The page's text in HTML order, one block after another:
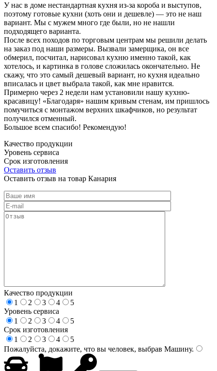
У нас в доме нестандартная кухня из-за короба и выступов,
поэтому готовые кухни (хоть они и дешевле) — это не наш
вариант. Мы с мужем много где были, но не нашли
подходящего варианта.
После всех походов по торговым центрам мы решили делать
на заказ под наши размеры. Вызвали замерщика, он все
обмерил, посчитал, нарисовал кухню именно такой, как
хотелось, и картинка в голове сложилась окончательно. Не
скажу, что это самый дешевый вариант, но кухня идеально
вписалась и цвет выбрала такой, как мне нравится.
Примерно через 2 недели нам установили нашу кухню-
красавицу! «Благодаря» нашим кривым стенам, им пришлось
помучиться с монтажом верхних шкафчиков, но результат
получился отменный.
Большое всем спасибо! Рекомендую!
Качество продукции
Уровень сервиса
Срок изготовления
Оставить отзыв
Оставить отзыв на товар Канария
Качество продукции
1
2 3 4
5
Уровень сервиса
1
2 3 4
5
Срок изготовления
1
2 3 4
5
Пожалуйста, докажите, что вы человек, выбрав Машину.